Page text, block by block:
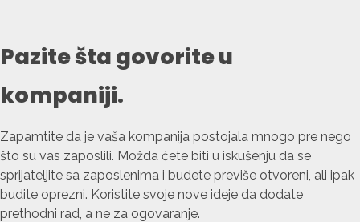
Pazite šta govorite u
kompaniji.
Zapamtite da je vaša kompanija postojala mnogo pre nego
što su vas zaposlili. Možda ćete biti u iskušenju da se
sprijateljite sa zaposlenima i budete previše otvoreni, ali ipak
budite oprezni. Koristite svoje nove ideje da dodate
prethodni rad, a ne za ogovaranje.